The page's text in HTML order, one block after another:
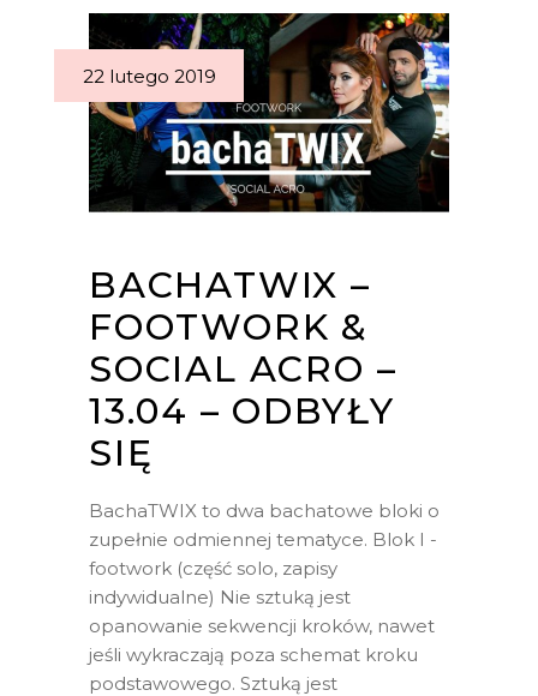
22 lutego 2019
BACHATWIX –
FOOTWORK &
SOCIAL ACRO –
13.04 – ODBYŁY
SIĘ
BachaTWIX to dwa bachatowe bloki o
zupełnie odmiennej tematyce. Blok I -
footwork (część solo, zapisy
indywidualne) Nie sztuką jest
opanowanie sekwencji kroków, nawet
jeśli wykraczają poza schemat kroku
podstawowego. Sztuką jest